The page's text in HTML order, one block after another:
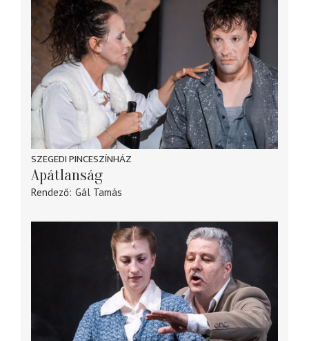
SZEGEDI PINCESZÍNHÁZ
Apátlanság
Rendező Gál Tamás